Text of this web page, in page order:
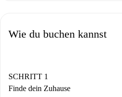
Wie du buchen kannst
SCHRITT 1
Finde dein Zuhause